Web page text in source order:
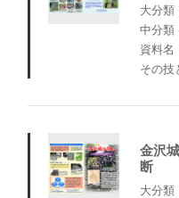
大分類
中分類
資料名
その技
金沢
断
大分類